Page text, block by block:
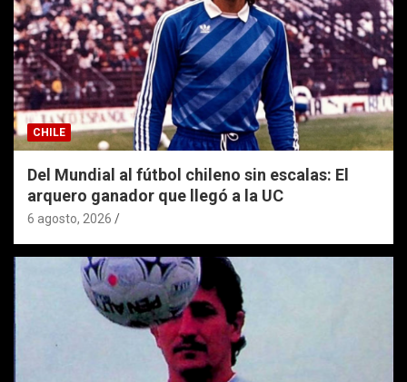
CHILE
Del Mundial al fútbol chileno sin escalas: El
arquero ganador que llegó a la UC
6 agosto, 2026